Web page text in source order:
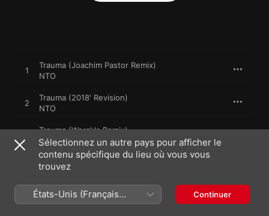
1
Trauma (Joachim Pastor Remix)
NTO
2
Trauma (2018' Revision)
NTO
Trauma (Worakls Remix)
NTO
Reykjavik
Chez nous
NTO
Sélectionnez un autre pays pour afficher le
contenu spécifique du lieu où vous vous
trouvez
États-Unis (Français
France)
Continuer